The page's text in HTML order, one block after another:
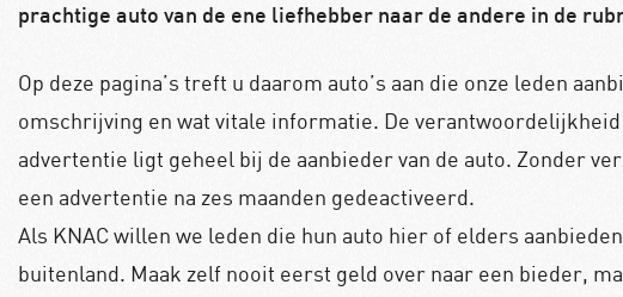
prachtige auto van de ene liefhebber naar de andere in de
Op deze pagina’s treft u daarom auto’s aan die onze leden
omschrijving en wat vitale informatie. De
advertentie ligt geheel bij de aanbieder van de auto. Zonder
een advertentie na zes maanden gedeactiveerd.
Als KNAC willen we leden die hun auto hier of elders
buitenland. Maak zelf nooit eerst geld over naar een bieder,